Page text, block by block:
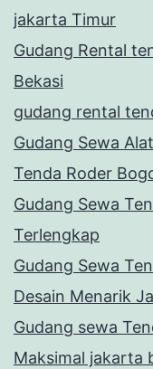
jakarta Timur
Gudang Rental
Bekasi
gudang rental
Gudang Sewa
Tenda Roder
Gudang Sewa
Terlengkap
Gudang Sewa
Desain Menarik
Gudang sewa
Maksimal jakarta